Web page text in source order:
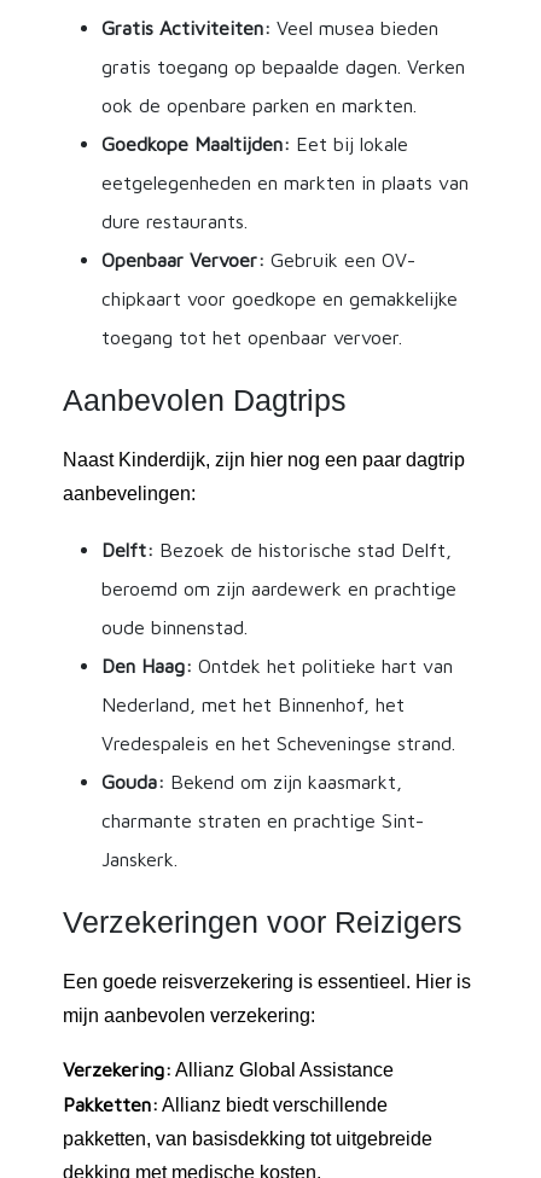
Gratis Activiteiten: Veel musea bieden
gratis toegang op bepaalde dagen. Verken
ook de openbare parken en markten.
Goedkope Maaltijden: Eet bij lokale
eetgelegenheden en markten in plaats van
dure restaurants.
Openbaar Vervoer: Gebruik een OV-
chipkaart voor goedkope en gemakkelijke
toegang tot het openbaar vervoer.
Aanbevolen Dagtrips
Naast Kinderdijk, zijn hier nog een paar dagtrip
aanbevelingen:
Delft: Bezoek de historische stad Delft,
beroemd om zijn aardewerk en prachtige
oude binnenstad.
Den Haag: Ontdek het politieke hart van
Nederland, met het Binnenhof, het
Vredespaleis en het Scheveningse strand.
Gouda: Bekend om zijn kaasmarkt,
charmante straten en prachtige Sint-
Janskerk.
Verzekeringen voor Reizigers
Een goede reisverzekering is essentieel. Hier is
mijn aanbevolen verzekering:
Verzekering: Allianz Global Assistance
Pakketten: Allianz biedt verschillende
pakketten, van basisdekking tot uitgebreide
dekking met medische kosten,